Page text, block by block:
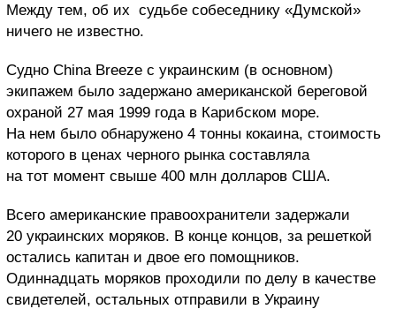
Между тем, об их судьбе собеседнику «Думской»
ничего не известно.
Судно China Breeze с украинским (в основном)
экипажем было задержано американской береговой
охраной 27 мая 1999 года в Карибском море.
На нем было обнаружено 4 тонны кокаина, стоимость
которого в ценах черного рынка составляла
на тот момент свыше 400 млн долларов США.
Всего американские правоохранители задержали
20 украинских моряков. В конце концов, за решеткой
остались капитан и двое его помощников.
Одиннадцать моряков проходили по делу в качестве
свидетелей, остальных отправили в Украину